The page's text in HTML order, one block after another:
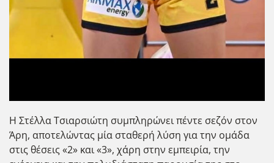
Η Στέλλα Τσιαρσιώτη συμπληρώνει πέντε σεζόν στον
Άρη, αποτελώντας μία σταθερή λύση για την ομάδα
στις θέσεις «2» και «3», χάρη στην εμπειρία, την